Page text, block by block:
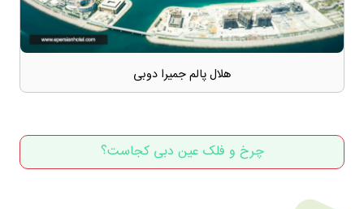
هلال پالم جمیرا دوبی
چرخ و فلک عین دبی کجاست؟